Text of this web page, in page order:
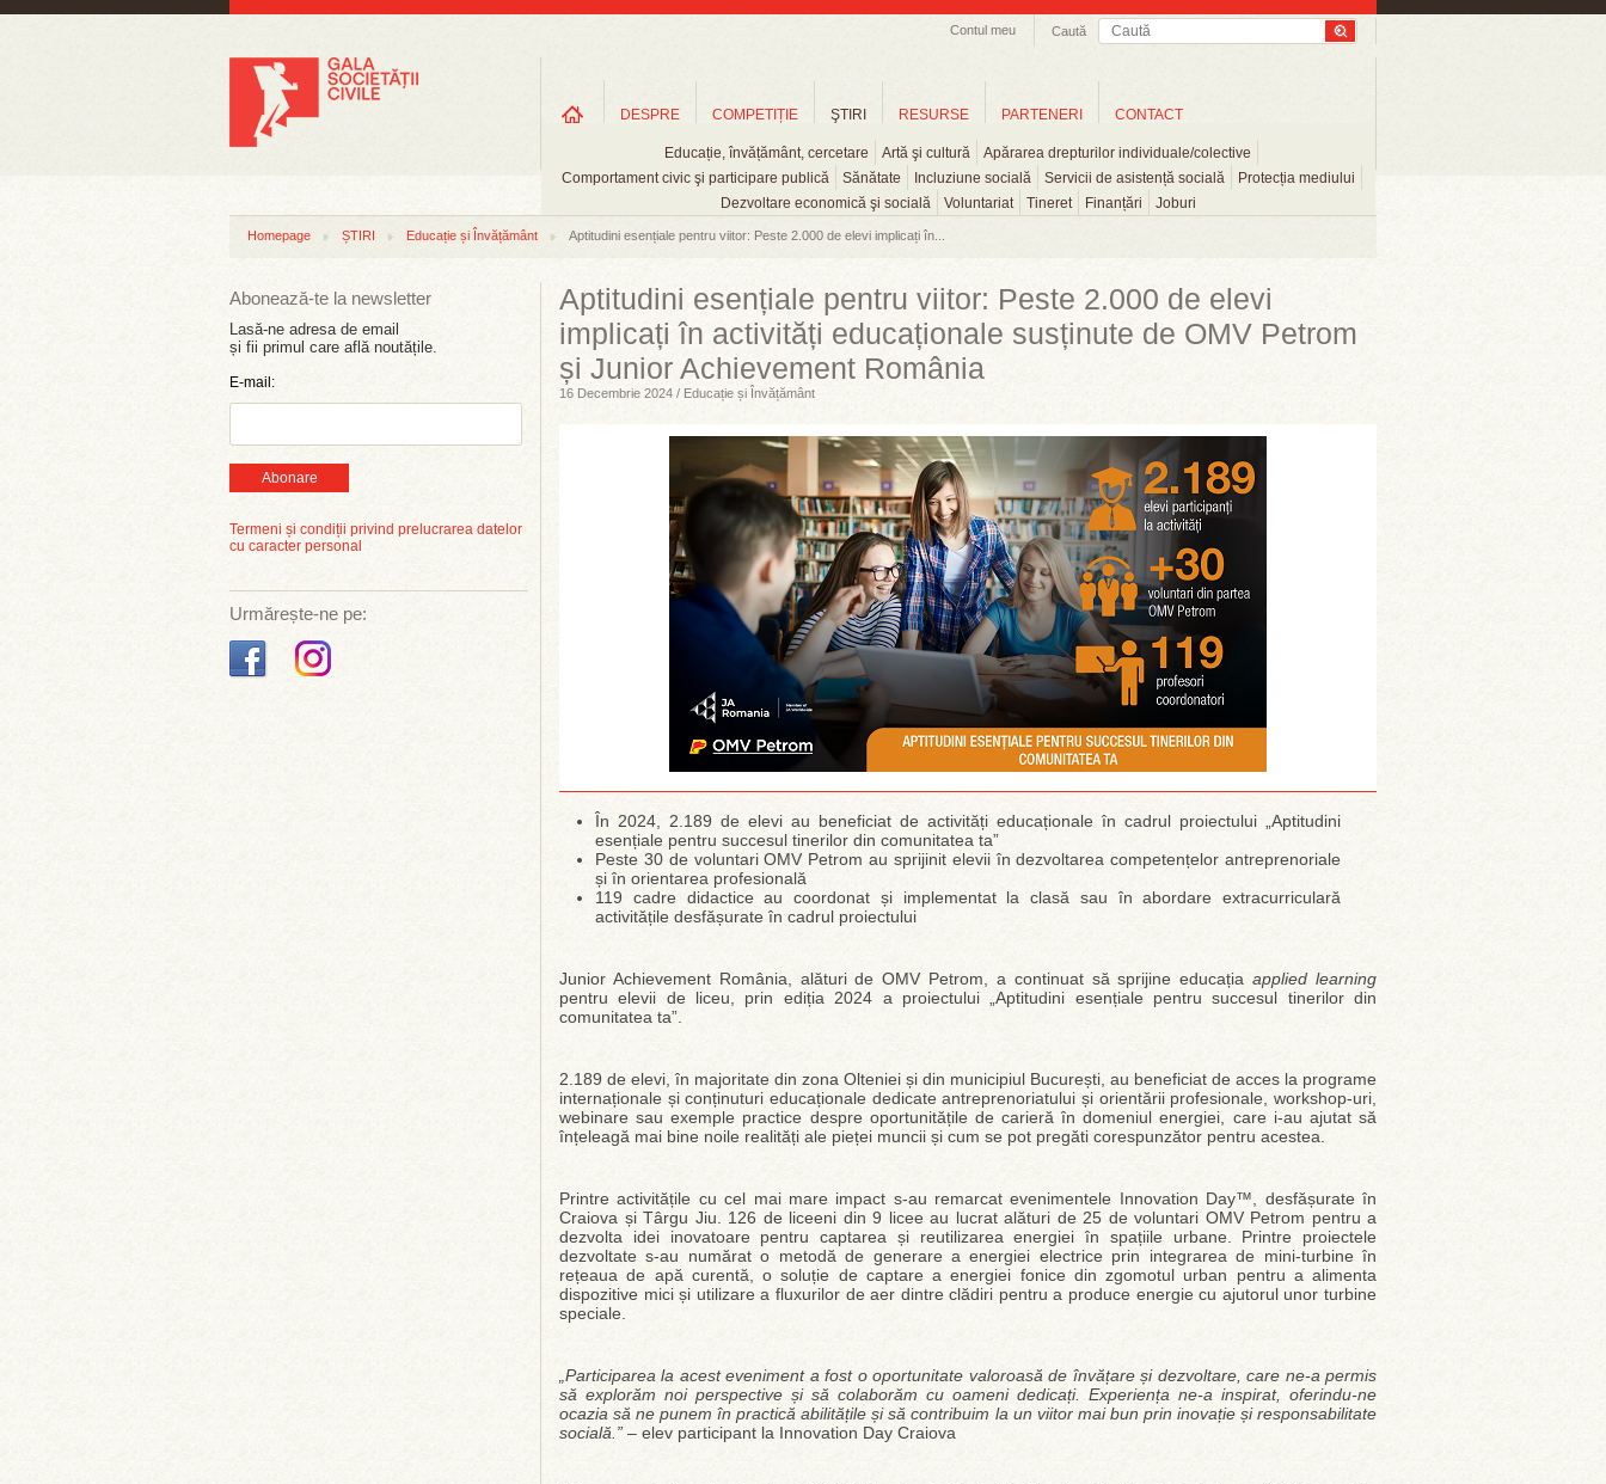
Caută
Contul meu
DESPRE COMPETIȚIE ŞTIRI
Educație, învățământ, cercetare Artă şi cultură
Apărarea drepturilor individuale/colective
Comportament civic şi participare publică
Sănătate Incluziune socială Servicii de asistență socială
Protecția mediului
Dezvoltare economică şi socială
Voluntariat Tineret Finanțări Joburi
RESURSE PARTENERI CONTACT
Homepage ȘTIRI Educație și Învățământ Aptitudini esențiale pentru viitor: Peste 2.000 de elevi implicați în...
Abonează-te la newsletter
Lasă-ne adresa de email
și fii primul care află noutățile.
E-mail:
Abonare
Termeni și condiții privind prelucrarea datelor
cu caracter personal
Urmărește-ne pe:
Aptitudini esențiale pentru viitor: Peste 2.000 de elevi
implicați în activități educaționale susținute de OMV Petrom
și Junior Achievement România
16 Decembrie 2024 / Educație și Învățământ
În 2024, 2.189 de elevi au beneficiat de activități educaționale în cadrul proiectului „Aptitudini
esențiale pentru succesul tinerilor din comunitatea ta”
Peste 30 de voluntari OMV Petrom au sprijinit elevii în dezvoltarea competențelor antreprenoriale
și în orientarea profesională
119 cadre didactice au coordonat și implementat la clasă sau în abordare extracurriculară
activitățile desfășurate în cadrul proiectului
Junior Achievement România, alături de OMV Petrom, a continuat să sprijine educațiaapplied learning
pentru elevii de liceu, prin ediția 2024 a proiectului „Aptitudini esențiale pentru succesul tinerilor din
comunitatea ta”.
2.189 de elevi, în majoritate din zona Olteniei și din municipiul București, au beneficiat de acces la programe
internaționale și conținuturi educaționale dedicate antreprenoriatului și orientării profesionale, workshop-uri,
webinare sau exemple practice despre oportunitățile de carieră în domeniul energiei, care i-au ajutat să
înțeleagă mai bine noile realități ale pieței muncii și cum se pot pregăti corespunzător pentru acestea.
Printre activitățile cu cel mai mare impact s-au remarcat evenimentele Innovation Day™, desfășurate în
Craiova și Târgu Jiu. 126 de liceeni din 9 licee au lucrat alături de 25 de voluntari OMV Petrom pentru a
dezvolta idei inovatoare pentru captarea și reutilizarea energiei în spațiile urbane. Printre proiectele
dezvoltate s-au numărat o metodă de generare a energiei electrice prin integrarea de mini-turbine în
rețeaua de apă curentă, o soluție de captare a energiei fonice din zgomotul urban pentru a alimenta
dispozitive mici și utilizare a fluxurilor de aer dintre clădiri pentru a produce energie cu ajutorul unor turbine
speciale.
„Participarea la acest eveniment a fost o oportunitate valoroasă de învățare și dezvoltare, care ne-a permis
să explorăm noi perspective și să colaborăm cu oameni dedicați. Experiența ne-a inspirat, oferindu-ne
ocazia să ne punem în practică abilitățile și să contribuim la un viitor mai bun prin inovație și responsabilitate
socială.” – elev participant la Innovation Day Craiova